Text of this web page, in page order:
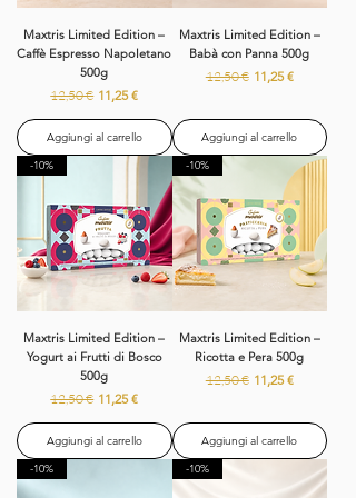
Maxtris Limited Edition –
Caffè Espresso Napoletano
500g
Prezzo regolare
12,50 € Prezzo scontato
11,25 €
Aggiungi al carrello
Maxtris Limited Edition –
Babà con Panna 500g
Prezzo regolare
12,50 € Prezzo scontato
11,25 €
Aggiungi al carrello
-10%
Maxtris Limited Edition –
Yogurt ai Frutti di Bosco
500g
Prezzo regolare
12,50 € Prezzo scontato
11,25 €
Aggiungi al carrello
-10%
Maxtris Limited Edition –
Ricotta e Pera 500g
Prezzo regolare
12,50 € Prezzo scontato
11,25 €
Aggiungi al carrello
-10%
-10%